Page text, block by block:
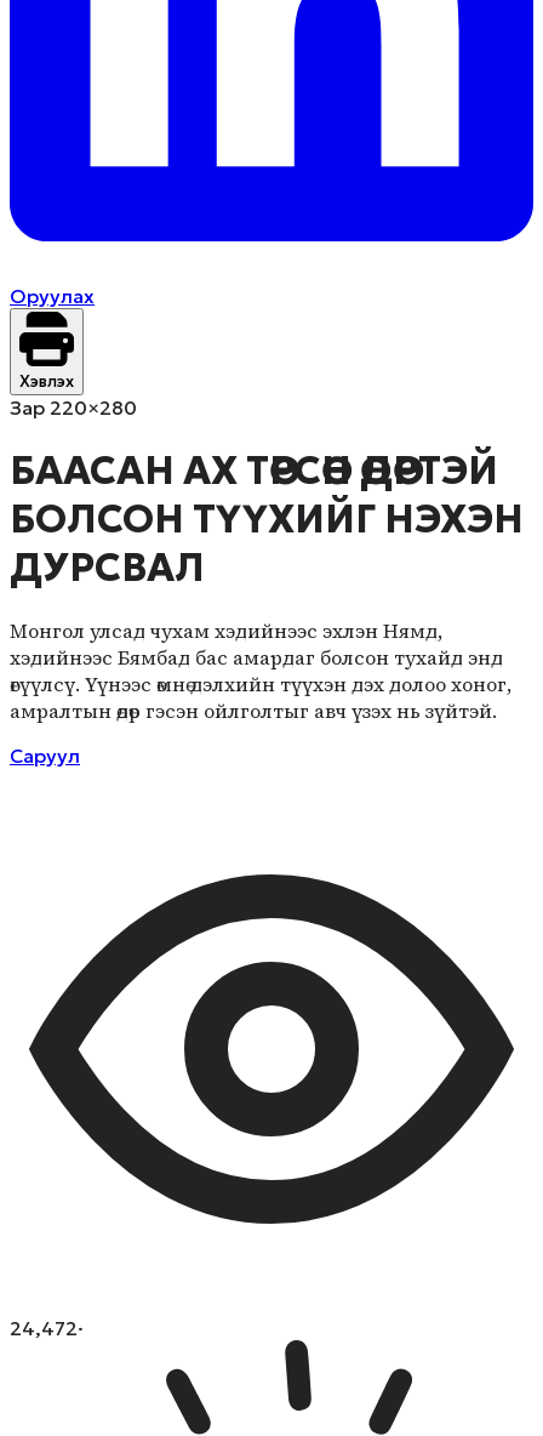
Оруулах
Хэвлэх
Зар 220×280
БААСАН АХ ТӨРСӨН ӨДӨРТЭЙ
БОЛСОН ТҮҮХИЙГ НЭХЭН
ДУРСВАЛ
Монгол улсад чухам хэдийнээс эхлэн Нямд,
хэдийнээс Бямбад бас амардаг болсон тухайд энд
өгүүлсү. Үүнээс өмнө дэлхийн түүхэн дэх долоо хоног,
амралтын өдөр гэсэн ойлголтыг авч үзэх нь зүйтэй.
Саруул
24,472·